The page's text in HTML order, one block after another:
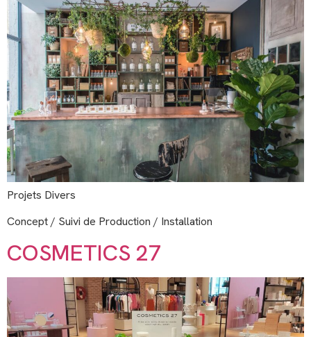
Projets Divers
Concept / Suivi de Production / Installation
COSMETICS 27